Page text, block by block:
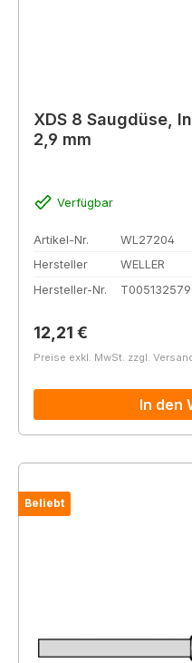
XDS 8 Saugdüse,
2,9 mm
Verfügbar
Artikel-Nr.
WL27204
Hersteller
WELLER
Hersteller-Nr.
Regulärer Preis:
12,21 €
Preise exkl. MwSt. zzgl.
In den
Beliebt